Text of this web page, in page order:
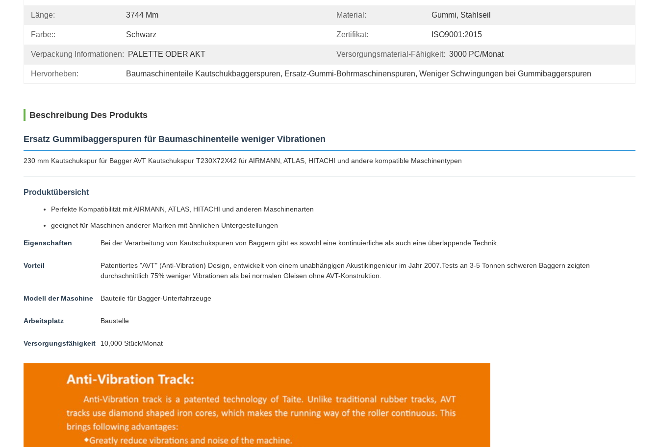
Länge: 3744 Mm Material: Gummi, Stahlseil
Farbe:: Schwarz Zertifikat: ISO9001:2015
Verpackung Informationen: PALETTE ODER AKT Versorgungsmaterial-Fähigkeit: 3000 PC/Monat
Hervorheben: Baumaschinenteile Kautschukbaggerspuren, Ersatz-Gummi-Bohrmaschinenspuren, Weniger Schwingungen bei Gummibaggerspuren
Beschreibung Des Produkts
Ersatz Gummibaggerspuren für Baumaschinenteile weniger Vibrationen
230 mm Kautschukspur für Bagger AVT Kautschukspur T230X72X42 für AIRMANN, ATLAS, HITACHI und andere kompatible Maschinentypen
Produktübersicht
Perfekte Kompatibilität mit AIRMANN, ATLAS, HITACHI und anderen Maschinenarten
geeignet für Maschinen anderer Marken mit ähnlichen Untergestellungen
Eigenschaften Bei der Verarbeitung von Kautschukspuren von Baggern gibt es sowohl eine kontinuierliche als auch eine überlappende Technik.
Vorteil
Patentiertes "AVT" (Anti-Vibration) Design, entwickelt von einem unabhängigen Akustikingenieur im Jahr 2007.Tests an 3-5 Tonnen schweren Baggern zeigten
durchschnittlich 75% weniger Vibrationen als bei normalen Gleisen ohne AVT-Konstruktion.
Modell der Maschine Bauteile für Bagger-Unterfahrzeuge
Arbeitsplatz Baustelle
Versorgungsfähigkeit 10,000 Stück/Monat